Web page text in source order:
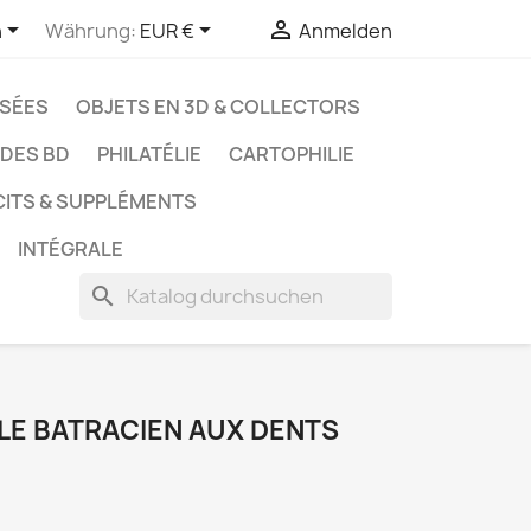
Währung: EUR €  Anmelden
OBJETS EN 3D & COLLECTORS
BD PHILATÉLIE
CARTOPHILIE
& SUPPLÉMENTS
INTÉGRALE
search
BATRACIEN AUX DENTS